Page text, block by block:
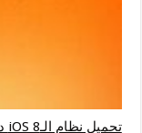
تحميل نظام الـiOS 8 دون أن تحذف أي شيء اليك الطريقة